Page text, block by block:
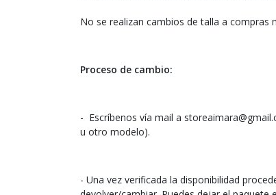
No se realizan cambios de talla a compras
Proceso de cambio:
- Escríbenos vía mail a
u otro modelo).
- Una vez verificada la disponibilidad